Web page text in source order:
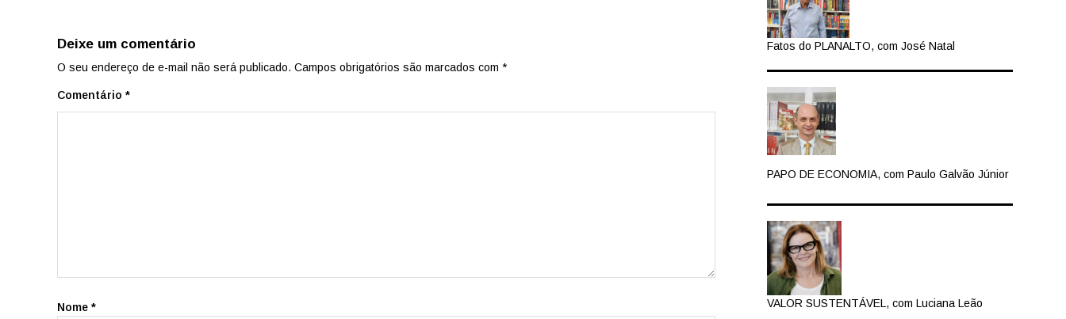
Deixe um comentário
O seu endereço de e-mail não será publicado. Campos obrigatórios são marcados com *
Comentário *
Nome *
Fatos do PLANALTO, com José Natal
PAPO DE ECONOMIA, com Paulo Galvão Júnior
VALOR SUSTENTÁVEL, com Luciana Leão